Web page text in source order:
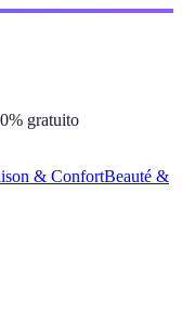
gratuito
& ConfortBeauté &